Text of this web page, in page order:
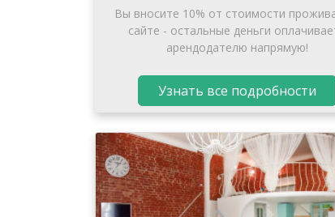
Вы вносите 10% от стоимости
сайте - остальные деньги
арендодателю напрямую!
Узнать все подробности